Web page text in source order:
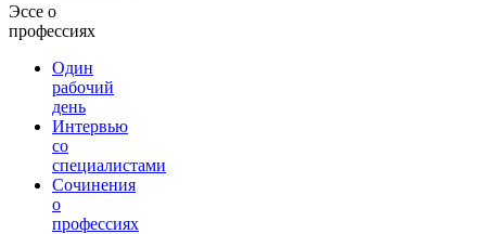
Эссе о
профессиях
Один
рабочий
день
Интервью
со
специалистами
Сочинения
о
профессиях